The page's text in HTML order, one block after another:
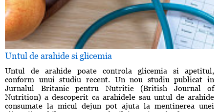
Untul de arahide si glicemia
Untul de arahide poate controla glicemia si apetitul,
conform unui studiu recent. Un nou studiu publicat in
Jurnalul Britanic pentru Nutritie (British Journal of
Nutrition) a descoperit ca arahidele sau untul de arahide
consumate la micul dejun pot ajuta la mentinerea unei